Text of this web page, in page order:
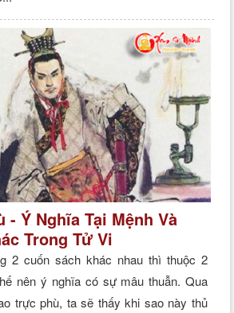
- Ý Nghĩa Tại Mệnh Và
Trong Tử Vi
2 cuốn sách khác nhau thì thuộc 2
nên ý nghĩa có sự mâu thuẫn. Qua
trực phù, ta sẽ thấy khi sao này thủ